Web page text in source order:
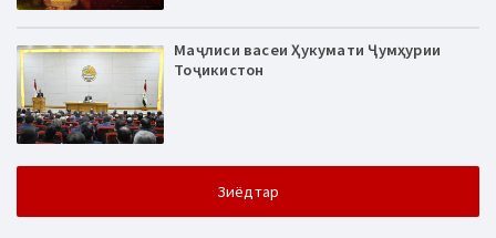
Маҷлиси васеи Ҳукумати Ҷумҳурии
Тоҷикистон
Зиёдтар